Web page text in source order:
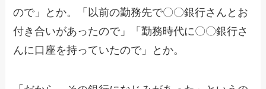
ので」とか。「以前の勤務先で〇〇銀行さんとお
付き合いがあったので」「勤務時代に〇〇銀行さ
んに口座を持っていたので」とか。